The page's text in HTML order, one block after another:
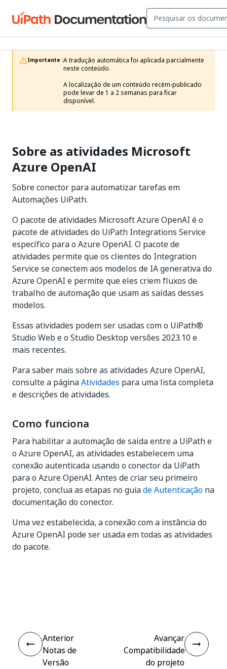
Importante :A tradução automática foi aplicada parcialmente
neste conteúdo.
A localização de um conteúdo recém-publicado
pode levar de 1 a 2 semanas para ficar
disponível.
Sobre as atividades Microsoft
Azure OpenAI
Sobre conector para automatizar tarefas em
Automações UiPath.
O pacote de atividades Microsoft Azure OpenAI é o
pacote de atividades do UiPath Integrations Service
específico para o Azure OpenAI. O pacote de
atividades permite que os clientes do Integration
Service se conectem aos modelos de IA generativa do
Azure OpenAI e permite que eles criem fluxos de
trabalho de automação que usam as saídas desses
modelos.
Essas atividades podem ser usadas com o UiPath®
Studio Web e o Studio Desktop versões 2023.10 e
mais recentes.
Para saber mais sobre as atividades Azure OpenAI,
consulte a páginaAtividades para uma lista completa
e descrições de atividades.
Como funciona
Para habilitar a automação de saída entre a UiPath e
o Azure OpenAI, as atividades estabelecem uma
conexão autenticada usando o conector da UiPath
para o Azure OpenAI. Antes de criar seu primeiro
projeto, conclua as etapas no guiade Autenticação na
documentação do conector.
Uma vez estabelecida, a conexão com a instância do
Azure OpenAI pode ser usada em todas as atividades
do pacote.
Anterior
Notas de
Versão
Avançar
Compatibilidade
do projeto